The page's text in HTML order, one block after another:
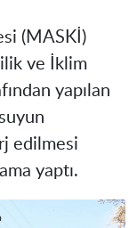
(MASKİ)
ve İklim
yapılan
edilmesi
yaptı.